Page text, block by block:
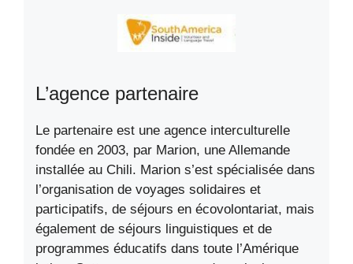
L’agence partenaire
Le partenaire est une agence interculturelle
fondée en 2003, par Marion, une Allemande
installée au Chili. Marion s’est spécialisée dans
l’organisation de voyages solidaires et
participatifs, de séjours en écovolontariat, mais
également de séjours linguistiques et de
programmes éducatifs dans toute l’Amérique